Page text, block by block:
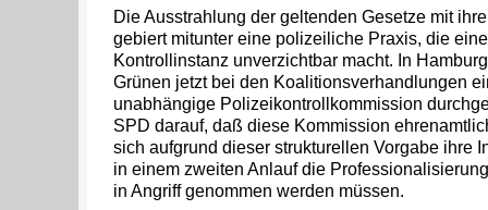
Die Ausstrahlung der geltenden Gesetze mit
gebiert mitunter eine polizeiliche Praxis, die
Kontrollinstanz unverzichtbar macht. In
Grünen jetzt bei den Koalitionsverhandlungen
unabhängige Polizeikontrollkommission
SPD darauf, daß diese Kommission
sich aufgrund dieser strukturellen Vorgabe ihre
in einem zweiten Anlauf die
in Angriff genommen werden müssen.